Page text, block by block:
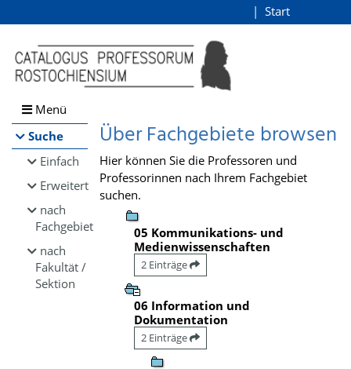
Browsen
direkt zum Inhalt
Start
Menü
Suche
Einfach
Erweitert
nach
Fachgebiet
nach
Fakultät /
Sektion
Über Fachgebiete browsen
Hier können Sie die Professoren und
Professorinnen nach Ihrem Fachgebiet
suchen.
05 Kommunikations- und
Medienwissenschaften
2 Einträge
06 Information und
Dokumentation
2 Einträge